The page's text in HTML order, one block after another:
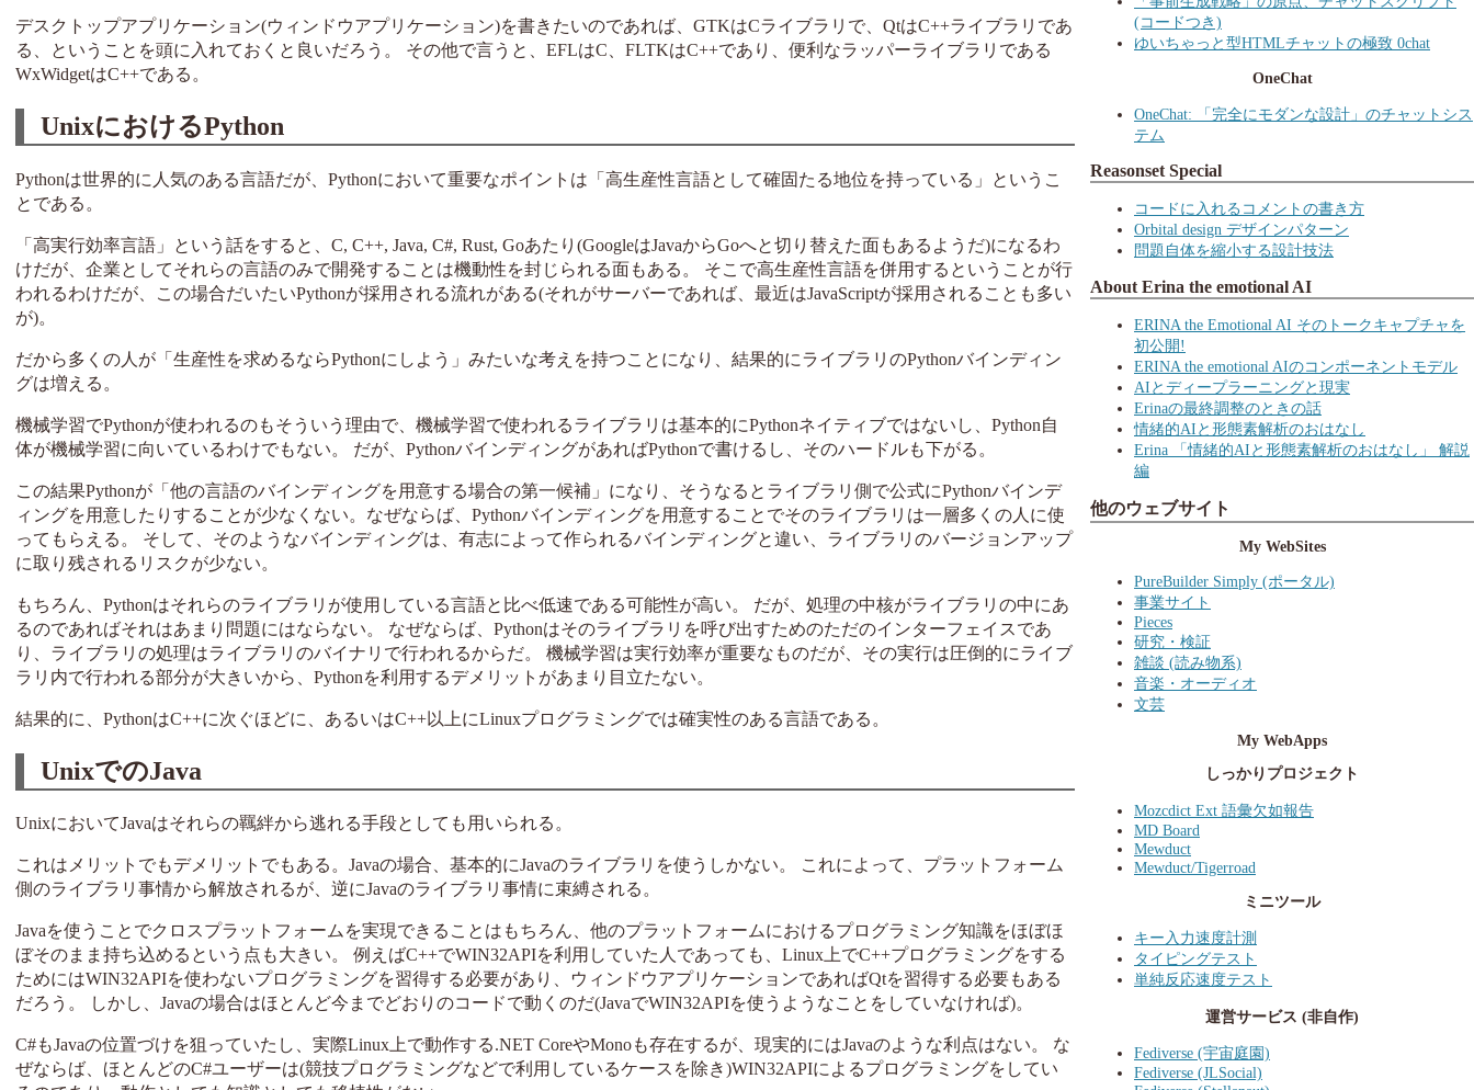
デスクトップアプリケーション(ウィンドウアプリケーション)を書きたいのであれば、GTKはCライブラリで、QtはC++ライブラリであ
る、ということを頭に入れておくと良いだろう。 その他で言うと、EFLはC、FLTKはC++であり、便利なラッパーライブラリである
WxWidgetはC++である。
UnixにおけるPython
Pythonは世界的に人気のある言語だが、Pythonにおいて重要なポイントは「高生産性言語として確固たる地位を持っている」というこ
とである。
「高実行効率言語」という話をすると、C, C++, Java, C#, Rust, Goあたり(GoogleはJavaからGoへと切り替えた面もあるようだ)になるわ
けだが、企業としてそれらの言語のみで開発することは機動性を封じられる面もある。 そこで高生産性言語を併用するということが行
われるわけだが、この場合だいたいPythonが採用される流れがある(それがサーバーであれば、最近はJavaScriptが採用されることも多い
が)。
だから多くの人が「生産性を求めるならPythonにしよう」みたいな考えを持つことになり、結果的にライブラリのPythonバインディン
グは増える。
機械学習でPythonが使われるのもそういう理由で、機械学習で使われるライブラリは基本的にPythonネイティブではないし、Python自
体が機械学習に向いているわけでもない。 だが、PythonバインディングがあればPythonで書けるし、そのハードルも下がる。
この結果Pythonが「他の言語のバインディングを用意する場合の第一候補」になり、そうなるとライブラリ側で公式にPythonバインデ
ィングを用意したりすることが少なくない。なぜならば、Pythonバインディングを用意することでそのライブラリは一層多くの人に使
ってもらえる。 そして、そのようなバインディングは、有志によって作られるバインディングと違い、ライブラリのバージョンアップ
に取り残されるリスクが少ない。
もちろん、Pythonはそれらのライブラリが使用している言語と比べ低速である可能性が高い。 だが、処理の中核がライブラリの中にあ
るのであればそれはあまり問題にはならない。 なぜならば、Pythonはそのライブラリを呼び出すためのただのインターフェイスであ
り、ライブラリの処理はライブラリのバイナリで行われるからだ。 機械学習は実行効率が重要なものだが、その実行は圧倒的にライブ
ラリ内で行われる部分が大きいから、Pythonを利用するデメリットがあまり目立たない。
結果的に、PythonはC++に次ぐほどに、あるいはC++以上にLinuxプログラミングでは確実性のある言語である。
UnixでのJava
UnixにおいてJavaはそれらの羈絆から逃れる手段としても用いられる。
これはメリットでもデメリットでもある。Javaの場合、基本的にJavaのライブラリを使うしかない。 これによって、プラットフォーム
側のライブラリ事情から解放されるが、逆にJavaのライブラリ事情に束縛される。
Javaを使うことでクロスプラットフォームを実現できることはもちろん、他のプラットフォームにおけるプログラミング知識をほぼほ
ぼそのまま持ち込めるという点も大きい。 例えばC++でWIN32APIを利用していた人であっても、Linux上でC++プログラミングをする
ためにはWIN32APIを使わないプログラミングを習得する必要があり、ウィンドウアプリケーションであればQtを習得する必要もある
だろう。 しかし、Javaの場合はほとんど今までどおりのコードで動くのだ(JavaでWIN32APIを使うようなことをしていなければ)。
C#もJavaの位置づけを狙っていたし、実際Linux上で動作する.NET CoreやMonoも存在するが、現実的にはJavaのような利点はない。 な
ぜならば、ほとんどのC#ユーザーは(競技プログラミングなどで利用しているケースを除き)WIN32APIによるプログラミングをしてい
(コードつき)
ゆいちゃっと型HTMLチャットの極致 0chat
OneChat
OneChat: 「完全にモダンな設計」のチャットシス
テム
Reasonset Special
コードに入れるコメントの書き方
Orbital design デザインパターン
問題自体を縮小する設計技法
About Erina the emotional AI
ERINA the Emotional AI そのトークキャプチャを
初公開!
ERINA the emotional AIのコンポーネントモデル
AIとディープラーニングと現実
Erinaの最終調整のときの話
情緒的AIと形態素解析のおはなし
Erina 「情緒的AIと形態素解析のおはなし」 解説
編
他のウェブサイト
My WebSites
PureBuilder Simply (ポータル)
事業サイト
Pieces
研究・検証
雑談 (読み物系)
音楽・オーディオ
文芸
My WebApps
しっかりプロジェクト
Mozcdict Ext 語彙欠如報告
MD Board
Mewduct
Mewduct/Tigerroad
ミニツール
キー入力速度計測
タイピングテスト
単純反応速度テスト
運営サービス (非自作)
Fediverse (宇宙庭園)
Fediverse (JLSocial)